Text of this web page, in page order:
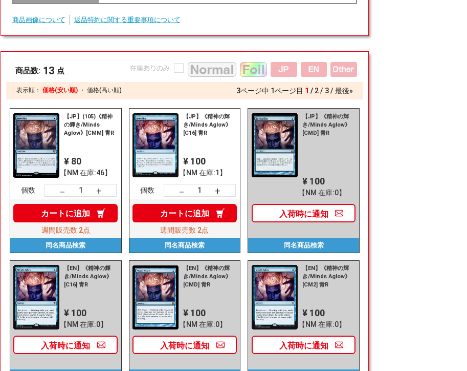
商品画像について 返品特約に関する重要事項について
商品数: 13 点
表示順： 価格(安い順) ・ 価格(高い順) 3ページ中 1ページ目 1 2 3 最後»
【JP】(105)《精神
の輝き/Minds
Aglow》[CMM] 青R
¥ 80
【NM 在庫:46】
個数 － +
カートに追加
週間販売数 2点
同名商品検索
【JP】《精神の輝
き/Minds Aglow》
[C16] 青R
¥ 100
【NM 在庫:1】
個数 － +
カートに追加
週間販売数 2点
同名商品検索
【JP】《精神の輝
き/Minds Aglow》
[CMD] 青R
¥ 100
【NM 在庫:0】
入荷時に通知
同名商品検索
【EN】《精神の輝
き/Minds Aglow》
[C16] 青R
¥ 100
【NM 在庫:0】
入荷時に通知
【EN】《精神の輝
き/Minds Aglow》
[CMD] 青R
¥ 100
【NM 在庫:0】
入荷時に通知
【EN】《精神の輝
き/Minds Aglow》
[CM2] 青R
¥ 100
【NM 在庫:0】
入荷時に通知